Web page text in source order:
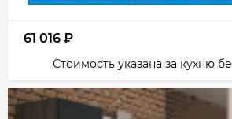
61 016 ₽
Стоимость указана за кухню